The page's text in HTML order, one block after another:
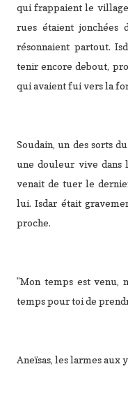
qui frappaient le
rues étaient jonchées
résonnaient partout.
tenir encore debout,
qui avaient fui vers la
Soudain, un des sorts
une douleur vive dans
venait de tuer le
lui. Isdar était
proche.
"Mon temps est venu,
temps pour toi de
Aneïsas, les larmes aux